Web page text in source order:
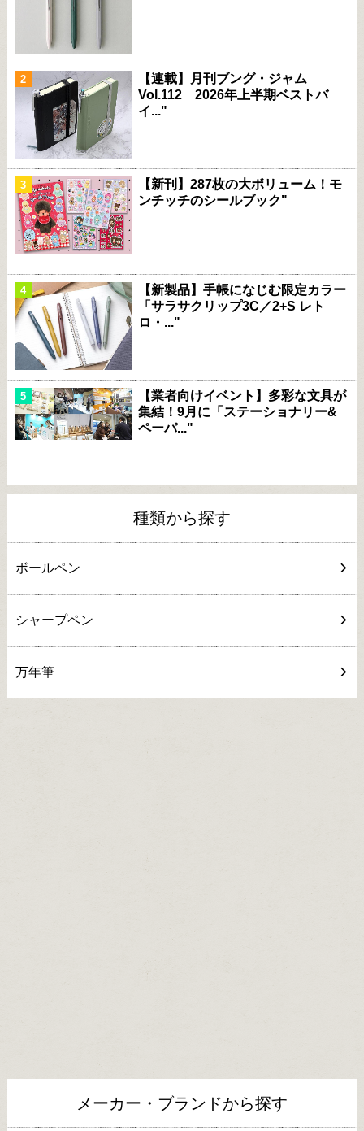
【連載】月刊ブング・ジャム
Vol.112 2026年上半期ベストバ
イ..."
【新刊】287枚の大ボリューム！モ
ンチッチのシールブック"
【新製品】手帳になじむ限定カラー
「サラサクリップ3C／2+S レト
ロ・..."
【業者向けイベント】多彩な文具が
集結！9月に「ステーショナリー&
ペーパ..."
種類から探す
ボールペン
シャープペン
万年筆
メーカー・ブランドから探す